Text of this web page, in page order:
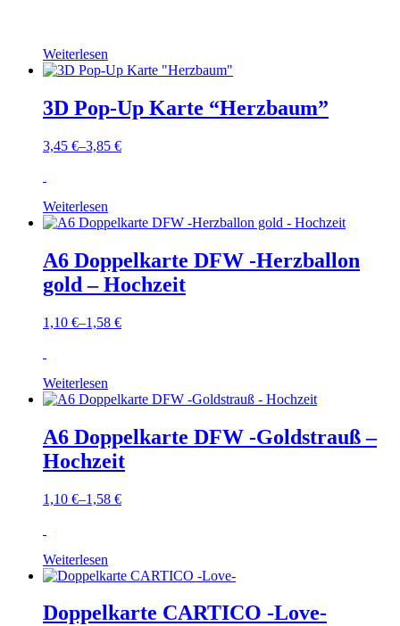
Weiterlesen
3D Pop-Up Karte “Herzbaum”
3,45 €–3,85 €
Weiterlesen
A6 Doppelkarte DFW -Herzballon
gold – Hochzeit
1,10 €–1,58 €
Weiterlesen
A6 Doppelkarte DFW -Goldstrauß –
Hochzeit
1,10 €–1,58 €
Weiterlesen
Doppelkarte CARTICO -Love-